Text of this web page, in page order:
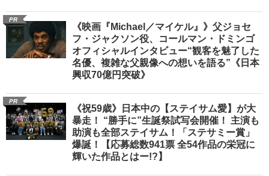
PR
《映画『Michael／マイケル』》父ジョセ
フ・ジャクソン役、コールマン・ドミンゴ
オフィシャルインタビュー“観客を魅了した
名優、複雑な父親像への想いを語る”《日本
興収70億円突破》
PR
《祝59歳》日本中の【ステイサム愛】が大
暴走！ “勝手に”生誕祭試写会開催！ 主演も
助演も全部ステイサム！「ステサミー賞」
爆誕！【応募総数941票 全54作品の栄冠に
輝いた作品とはー!?】